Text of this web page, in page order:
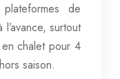
de
surtout
chalet pour 4
saison.